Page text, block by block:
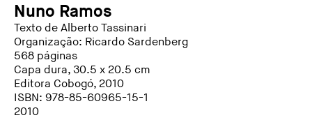
Nuno Ramos
Texto de Alberto Tassinari
Organização: Ricardo Sardenberg
568 páginas
Capa dura, 30.5 x 20.5 cm
Editora Cobogó, 2010
ISBN: 978-85-60965-15-1
2010